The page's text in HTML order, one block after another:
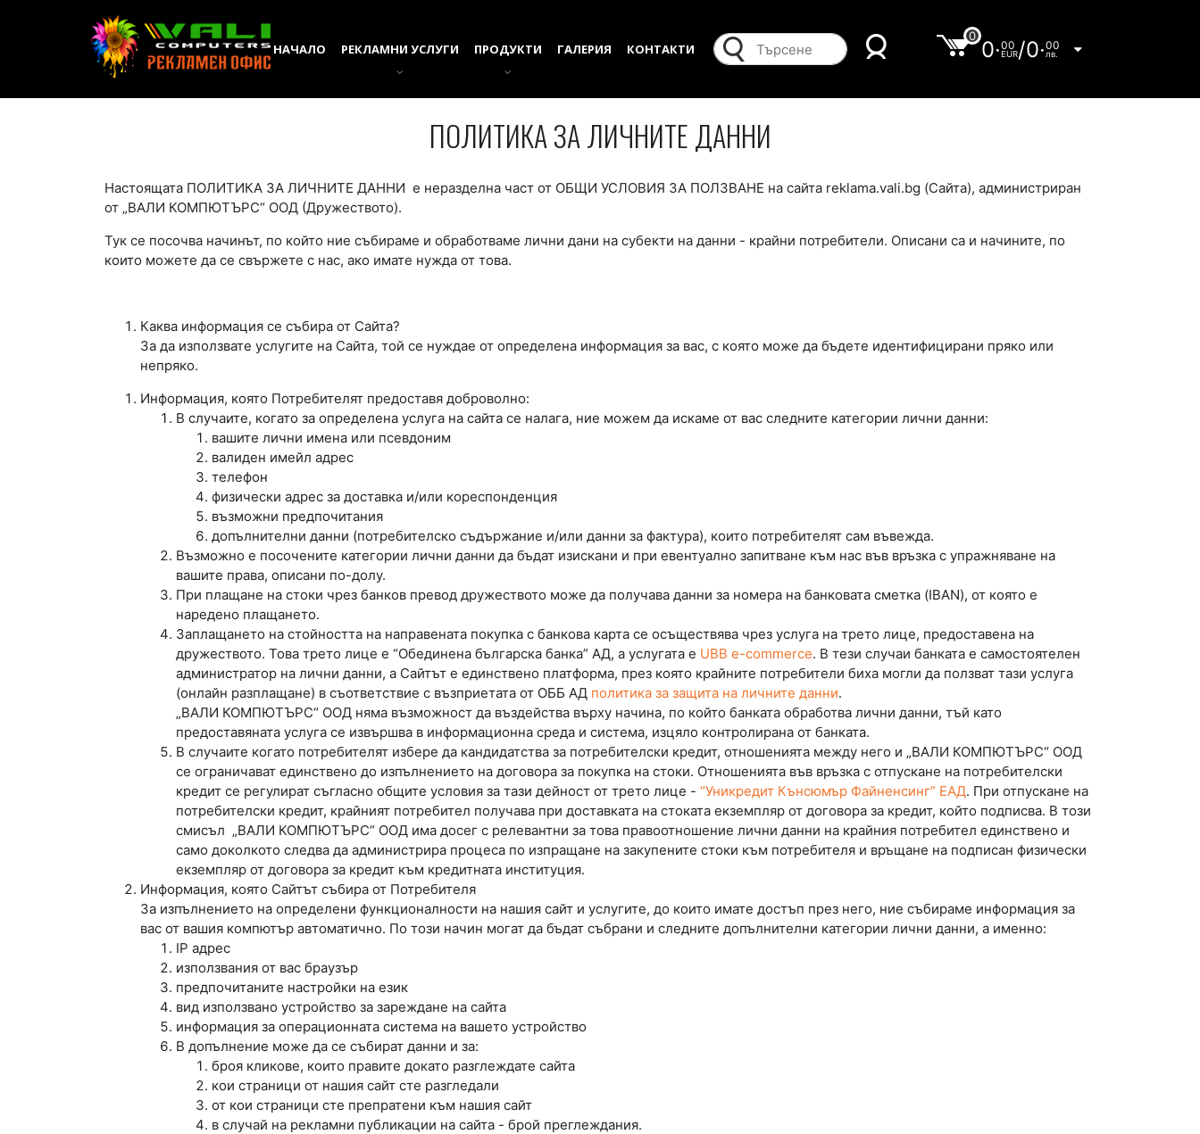
НАЧАЛО РЕКЛАМНИ УСЛУГИ ПРОДУКТИ ГАЛЕРИЯ КОНТАКТИ
0
0·00
EUR/0·00
лв.
ПОЛИТИКА ЗА ЛИЧНИТЕ ДАННИ
Настоящата ПОЛИТИКА ЗА ЛИЧНИТЕ ДАННИ е неразделна част от ОБЩИ УСЛОВИЯ ЗА ПОЛЗВАНЕ на сайта reklama.vali.bg (Сайта), администриран
от „ВАЛИ КОМПЮТЪРС“ ООД (Дружеството).
Тук се посочва начинът, по който ние събираме и обработваме лични дани на субекти на данни - крайни потребители. Описани са и начините, по
които можете да се свържете с нас, ако имате нужда от това.
Каква информация се събира от Сайта?
За да използвате услугите на Сайта, той се нуждае от определена информация за вас, с която може да бъдете идентифицирани пряко или
непряко.
Информация, която Потребителят предоставя доброволно:
В случаите, когато за определена услуга на сайта се налага, ние можем да искаме от вас следните категории лични данни:
вашите лични имена или псевдоним
валиден имейл адрес
телефон
физически адрес за доставка и/или кореспонденция
възможни предпочитания
допълнителни данни (потребителско съдържание и/или данни за фактура), които потребителят сам въвежда.
Възможно е посочените категории лични данни да бъдат изискани и при евентуално запитване към нас във връзка с упражняване на
вашите права, описани по-долу.
При плащане на стоки чрез банков превод дружеството може да получава данни за номера на банковата сметка (IBAN), от която е
наредено плащането.
Заплащането на стойността на направената покупка с банкова карта се осъществява чрез услуга на трето лице, предоставена на
дружеството. Това трето лице е “Обединена българска банка” АД, а услугата е UBB e-commerce. В тези случаи банката е самостоятелен
администратор на лични данни, а Сайтът е единствено платформа, през която крайните потребители биха могли да ползват тази услуга
(онлайн разплащане) в съответствие с възприетата от ОББ АД политика за защита на личните данни.
„ВАЛИ КОМПЮТЪРС“ ООД няма възможност да въздейства върху начина, по който банката обработва лични данни, тъй като
предоставяната услуга се извършва в информационна среда и система, изцяло контролирана от банката.
В случаите когато потребителят избере да кандидатства за потребителски кредит, отношенията между него и „ВАЛИ КОМПЮТЪРС“ ООД
се ограничават единствено до изпълнението на договора за покупка на стоки. Отношенията във връзка с отпускане на потребителски
кредит се регулират съгласно общите условия за тази дейност от трето лице - “Уникредит Кънсюмър Файненсинг” ЕАД. При отпускане на
потребителски кредит, крайният потребител получава при доставката на стоката екземпляр от договора за кредит, който подписва. В този
смисъл „ВАЛИ КОМПЮТЪРС“ ООД има досег с релевантни за това правоотношение лични данни на крайния потребител единствено и
само доколкото следва да администрира процеса по изпращане на закупените стоки към потребителя и връщане на подписан физически
екземпляр от договора за кредит към кредитната институция.
Информация, която Сайтът събира от Потребителя
За изпълнението на определени функционалности на нашия сайт и услугите, до които имате достъп през него, ние събираме информация за
вас от вашия компютър автоматично. По този начин могат да бъдат събрани и следните допълнителни категории лични данни, а именно:
IP адрес
използвания от вас браузър
предпочитаните настройки на език
вид използвано устройство за зареждане на сайта
информация за операционната система на вашето устройство
В допълнение може да се събират данни и за:
броя кликове, които правите докато разглеждате сайта
кои страници от нашия сайт сте разгледали
от кои страници сте препратени към нашия сайт
в случай на рекламни публикации на сайта - брой преглеждания.